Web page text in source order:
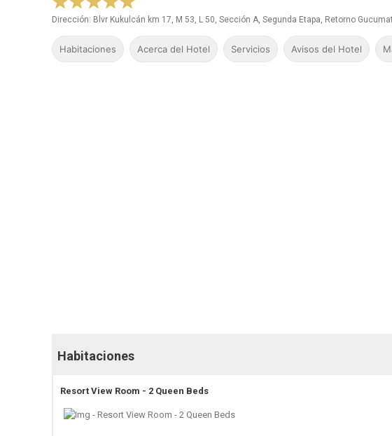
Dirección: Blvr Kukulcán km 17, M 53, L 50, Sección A, Segunda Etapa, Retorno
Habitaciones Acerca del Hotel Servicios Avisos del Hotel
Habitaciones
Resort View Room - 2 Queen Beds